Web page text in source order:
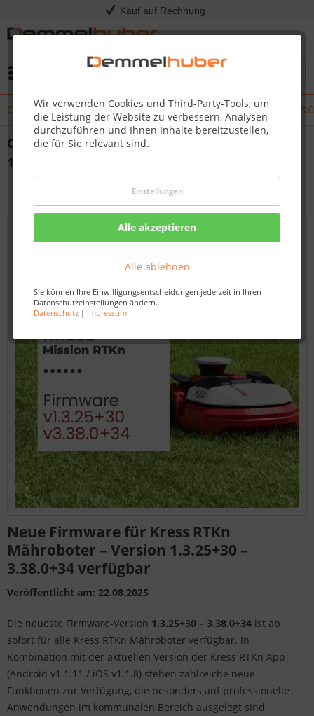
Kauf auf Rechnung
Wir verwenden Cookies und Third-Party-Tools, um
die Leistung der Website zu verbessern, Analysen
durchzuführen und Ihnen Inhalte bereitzustellen,
die für Sie relevant sind.
Einstellungen
Alle akzeptieren
Alle ablehnen
Sie können Ihre Einwilligungsentscheidungen jederzeit in Ihren
Datenschutzeinstellungen ändern.
Datenschutz| Impressum
Changelog - Änderungen Kress RTKn Firmware 1.3.25+30 –
Changelog - Änderungen Kress RTKn Firmware
1.3.25+30 – 3.38.0+34
Neue Firmware für Kress RTKn
Mähroboter – Version 1.3.25+30 –
3.38.0+34 verfügbar
Veröffentlicht am: 22.08.2025
Die neueste Firmware-Version 1.3.25+30 – 3.38.0+34 ist ab
sofort für alle Kress RTKn Mähroboter verfügbar. In
Kombination mit der aktuellen Version der Kress RTKn App
(Android v1.1.11 / iOS v1.1.8) stehen zahlreiche neue
Funktionen zur Verfügung, die besonders auf professionelle
Anwendungen im kommunalen Bereich ausgelegt sind.